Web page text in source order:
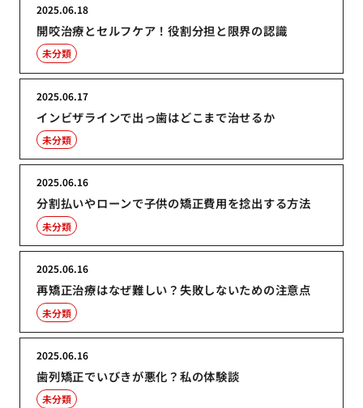
開咬治療とセルフケア！役割分担と限界の認識
2025.06.18
未分類
インビザラインで出っ歯はどこまで治せるか
2025.06.17
未分類
分割払いやローンで子供の矯正費用を捻出する方法
2025.06.16
未分類
再矯正治療はなぜ難しい？失敗しないための注意点
2025.06.16
未分類
歯列矯正でいびきが悪化？私の体験談
2025.06.16
未分類